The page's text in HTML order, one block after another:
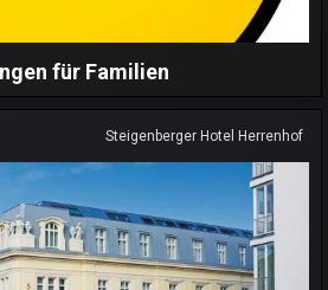
für Familien
Steigenberger Hotel Herrenhof